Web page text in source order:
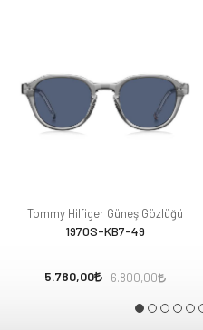
Tommy Hilfiger Güneş Gözlüğü
1970S-KB7-49
5.780,00 6.800,00